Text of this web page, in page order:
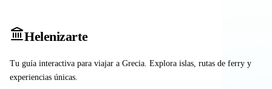
Helenizarte
Tu guía interactiva para viajar a Grecia. Explora islas, rutas de ferry y
experiencias únicas.